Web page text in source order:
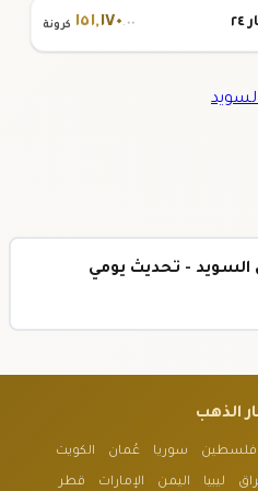
١٥١,١٧٠.٠٠ كرونة
السويد - تحديث يومي
الذهب
فلسطين سوريا عُمان الكويت
ليبيا اليمن الإمارات قطر